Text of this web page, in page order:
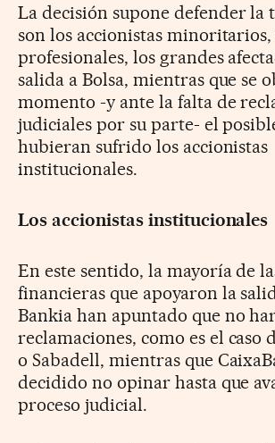
La decisión supone defender la
son los accionistas minoritarios,
profesionales, los grandes
salida a Bolsa, mientras que se
momento -y ante la falta de
judiciales por su parte- el
hubieran sufrido los accionistas
institucionales.
Los accionistas institucionales
En este sentido, la mayoría de
financieras que apoyaron la
Bankia han apuntado que no
reclamaciones, como es el caso
o Sabadell, mientras que
decidido no opinar hasta que
proceso judicial.